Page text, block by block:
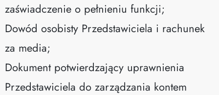
zaświadczenie o pełnieniu funkcji;
Dowód osobisty Przedstawiciela i rachunek
za media;
Dokument potwierdzający uprawnienia
Przedstawiciela do zarządzania kontem